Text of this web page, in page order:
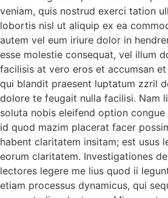
veniam, quis nostrud exerci tation
lobortis nisl ut aliquip ex ea
autem vel eum iriure dolor in
esse molestie consequat, vel illum
facilisis at vero eros et accumsan
qui blandit praesent luptatum zzril
dolore te feugait nulla facilisi. Nam
soluta nobis eleifend option
id quod mazim placerat facer
habent claritatem insitam; est usus
eorum claritatem. Investigationes
lectores legere me lius quod ii
etiam processus dynamicus, qui